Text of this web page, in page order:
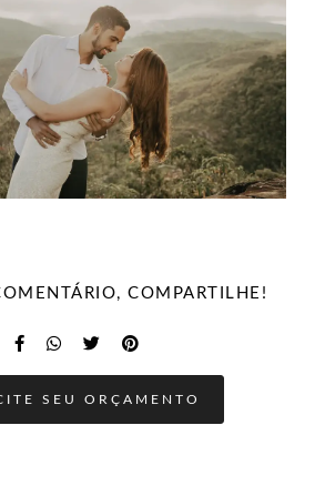
COMPARTILHE!
SEU ORÇAMENTO